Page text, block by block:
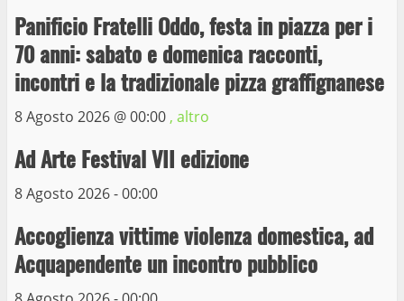
Panificio Fratelli Oddo, festa in piazza per i
70 anni: sabato e domenica racconti,
incontri e la tradizionale pizza graffignanese
8 Agosto 2026 @00:00 , altro
Ad Arte Festival VII edizione
8 Agosto 2026 - 00:00
Accoglienza vittime violenza domestica, ad
Acquapendente un incontro pubblico
4
La Polizia di Stato arresta il ladro seriale
delle auto in sosta a Viterbo
10 Maggio 2023
Prorogata la mostra dei bozzetti di
Museo dei Portici
Trasporto pubblico locale, trasferimento
capolinea al terminal Riello dal 15 al 17
giugno